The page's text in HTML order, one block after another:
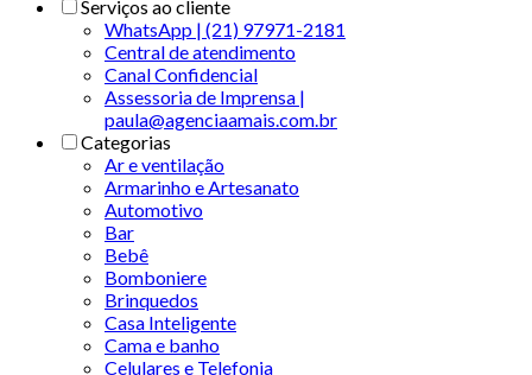
Serviços ao cliente
WhatsApp | (21) 97971-2181
Central de atendimento
Canal Confidencial
Assessoria de Imprensa |
paula@agenciaamais.com.br
Categorias
Ar e ventilação
Armarinho e Artesanato
Automotivo
Bar
Bebê
Bomboniere
Brinquedos
Casa Inteligente
Cama e banho
Celulares e Telefonia